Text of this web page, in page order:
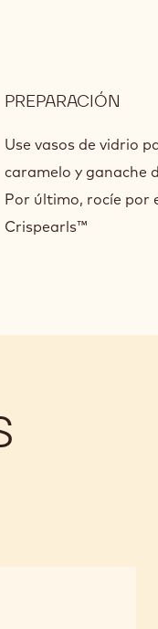
PREPARACIÓN
Use vasos de vidrio
caramelo y ganache
Por último, rocíe por
Crispearls™